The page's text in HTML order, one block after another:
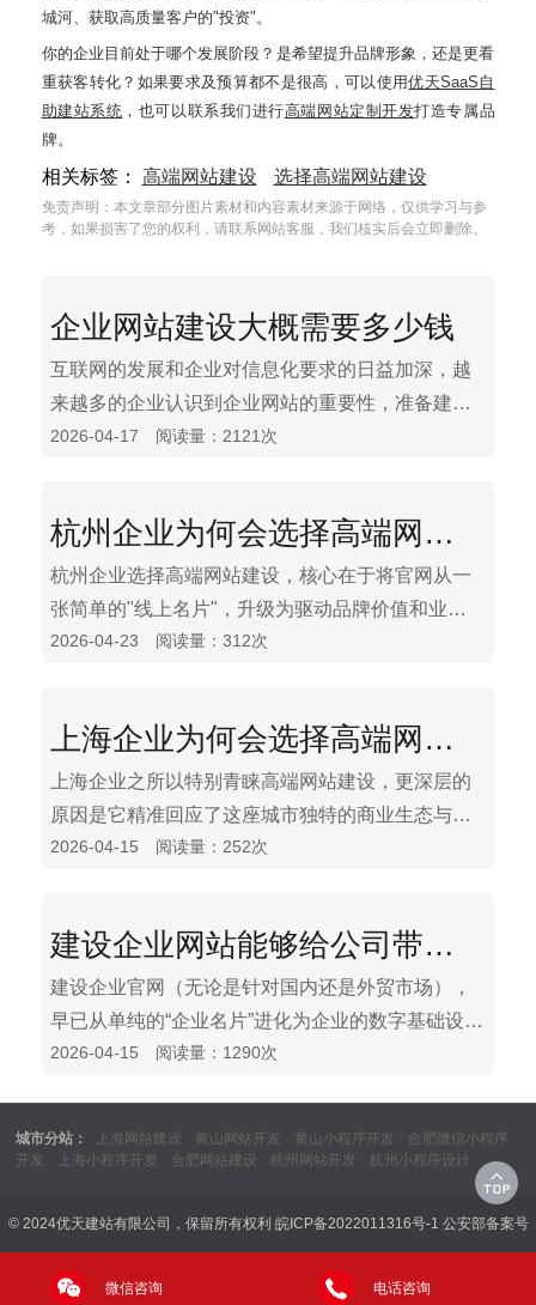
城河、获取高质量客户的"投资"。
你的企业目前处于哪个发展阶段？是希望提升品牌形象，还是更看
重获客转化？ 如果要求及预算都不是很高，可以使用优天SaaS自
助建站系统 ，也可以联系我们进行高端网站定制开发打造专属品
牌。
相关标签： 高端网站建设 选择高端网站建设
免责声明：本文章部分图片素材和内容素材来源于网络，仅供学习与参
考，如果损害了您的权利，请联系网站客服，我们核实后会立即删除。
企业网站建设大概需要多少钱
互联网的发展和企业对信息化要求的日益加深，越
来越多的企业认识到企业网站的重要性，准备建设
自己的企业网站。但令企业困惑的的是，目前市场
2000元，价格相差很大。那么到底企业网站建设大
概需要多少钱？
2026-04-17 阅读量：2121次
杭州企业为何会选择高端网站建设
杭州企业选择高端网站建设，核心在于将官网从一
张简单的"线上名片"，升级为驱动品牌价值和业务
增长的"战略引擎"。优天建站觉得这背后，是这座
形象与用户体验的极致追求、技术驱动业务增长的
硬实力、全球化布局的战略支撑。
2026-04-23 阅读量：312次
上海企业为何会选择高端网站建设
上海企业之所以特别青睐高端网站建设，更深层的
原因是它精准回应了这座城市独特的商业生态与发
展需求。如果说通用价值是“选做题”，在上海，高昂
池，沉淀宝贵的用户数据，减少对第三方平台的依
赖。
2026-04-15 阅读量：252次
建设企业网站能够给公司带来的六大维度优势
建设企业官网（无论是针对国内还是外贸市场），
早已从单纯的“企业名片”进化为企业的数字基础设施
和核心竞争壁垒。企业网站不再是“建了放着”的摆
（转化）、让客户记住你（留存）。优天建站总结
势。
2026-04-15 阅读量：1290次
城市分站： 上海网站建设 黄山网站开发 黄山小程序开发
合肥微信小程序
开发
上海小程序开发 合肥网站建设 杭州网站开发 杭州小程序设计
© 2024优天建站有限公司，保留所有权利 皖ICP备2022011316号-1 公安部备案号
微信咨询 电话咨询